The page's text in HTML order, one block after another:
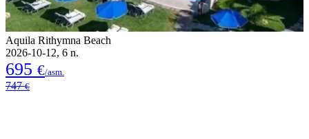
Aquila Rithymna Beach
2026-10-12, 6 n.
695 €/asm.
747€